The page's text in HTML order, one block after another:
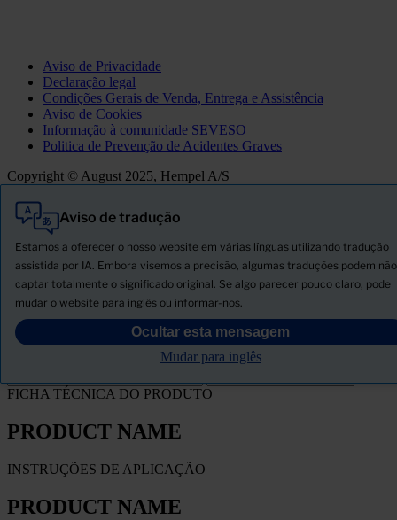
Aviso de Privacidade
Declaração legal
Condições Gerais de Venda, Entrega e Assistência
Aviso de Cookies
Informação à comunidade SEVESO
Politica de Prevenção de Acidentes Graves
Copyright © August 2025, Hempel A/S
Aviso de tradução
Estamos a oferecer o nosso website em várias línguas utilizando tradução
assistida por IA. Embora visemos a precisão, algumas traduções podem não
captar totalmente o significado original. Se algo parecer pouco claro, pode
mudar o website para inglês ou informar-nos.
Ocultar esta mensagem
Mudar para inglês
Tudo
Produtos
Descarregar ficha de segurança
PRODUCT NAME
FICHA TÉCNICA DO PRODUTO
PRODUCT NAME
INSTRUÇÕES DE APLICAÇÃO
PRODUCT NAME